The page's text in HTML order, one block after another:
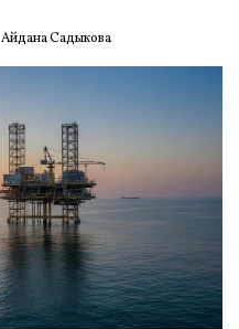
Айдана Садыкова